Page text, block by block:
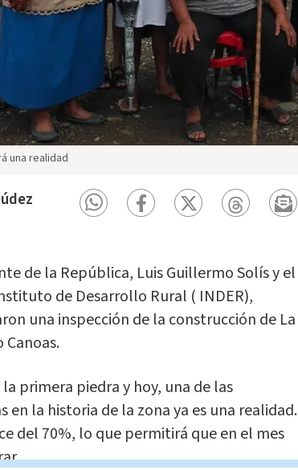
una realidad
de la República, Luis Guillermo Solís y el
de Desarrollo Rural ( INDER),
una inspección de la construcción de La
Canoas.
la primera piedra y hoy, una de las
en la historia de la zona ya es una realidad.
del 70%, lo que permitirá que en el mes